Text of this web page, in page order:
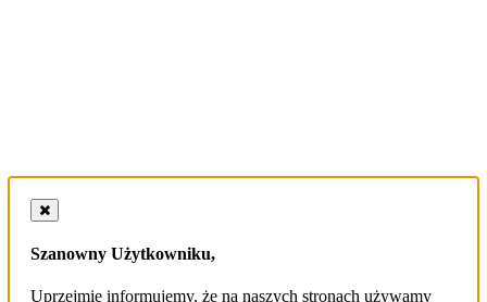
Szanowny Użytkowniku,
Uprzejmie informujemy, że na naszych stronach używamy